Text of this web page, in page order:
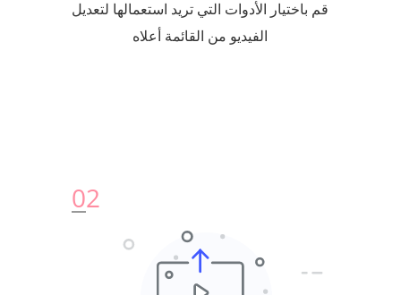
قم باختيار الأدوات التي تريد استعمالها لتعديل
الفيديو من القائمة أعلاه
02